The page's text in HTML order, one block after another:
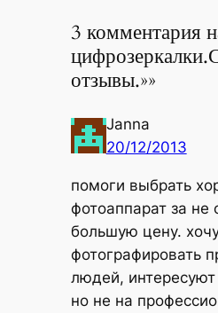
3 комментария
отзывы.»»
Janna
20/12/2013
помоги выбрать
фотоаппарат за не
большую цену.
фотографировать
людей,
но не на